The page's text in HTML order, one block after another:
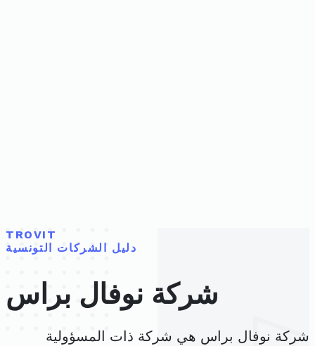
TROVIT
دليل الشركات التونسية
شركة نوفال براس
شركة نوفال براس هي شركة ذات المسؤولية